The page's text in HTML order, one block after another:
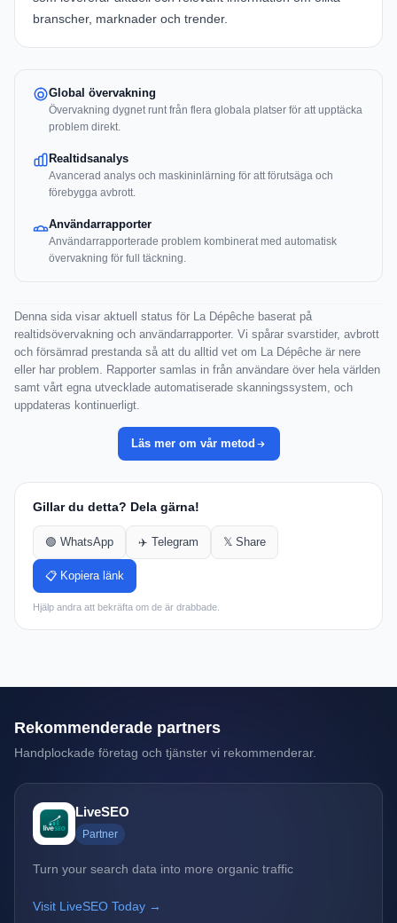
branscher, marknader och trender.
Global övervakning
Övervakning dygnet runt från flera globala platser för att upptäcka
problem direkt.
Realtidsanalys
Avancerad analys och maskininlärning för att förutsäga och
förebygga avbrott.
Användarrapporter
Användarrapporterade problem kombinerat med automatisk
övervakning för full täckning.
Denna sida visar aktuell status för La Dépêche baserat på
realtidsövervakning och användarrapporter. Vi spårar svarstider, avbrott
och försämrad prestanda så att du alltid vet om La Dépêche är nere
eller har problem. Rapporter samlas in från användare över hela världen
samt vårt egna utvecklade automatiserade skanningssystem, och
uppdateras kontinuerligt.
Läs mer om vår metod
Gillar du detta? Dela gärna!
🟢 WhatsApp ✈️ Telegram 𝕏 Share
📋 Kopiera länk
Hjälp andra att bekräfta om de är drabbade.
Rekommenderade partners
Handplockade företag och tjänster vi rekommenderar.
LiveSEO
Partner
Turn your search data into more organic traffic
Visit LiveSEO Today →